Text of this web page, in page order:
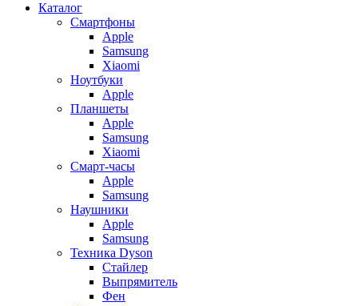
Каталог
Смартфоны
Apple
Samsung
Xiaomi
Ноутбуки
Apple
Планшеты
Apple
Samsung
Xiaomi
Смарт-часы
Apple
Samsung
Наушники
Apple
Samsung
Техника Dyson
Стайлер
Выпрямитель
Фен